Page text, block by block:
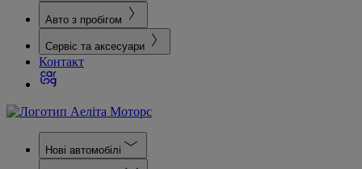
Авто з пробігом
Сервіс та аксесуари
Контакт
Нові автомобілі